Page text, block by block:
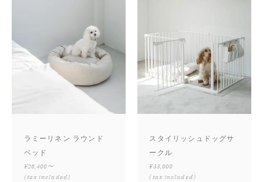
ラミーリネン ラウンド
ベッド
¥26,400〜
(tax included)
スタイリッシュドッグサ
ークル
¥33,000
(tax included)